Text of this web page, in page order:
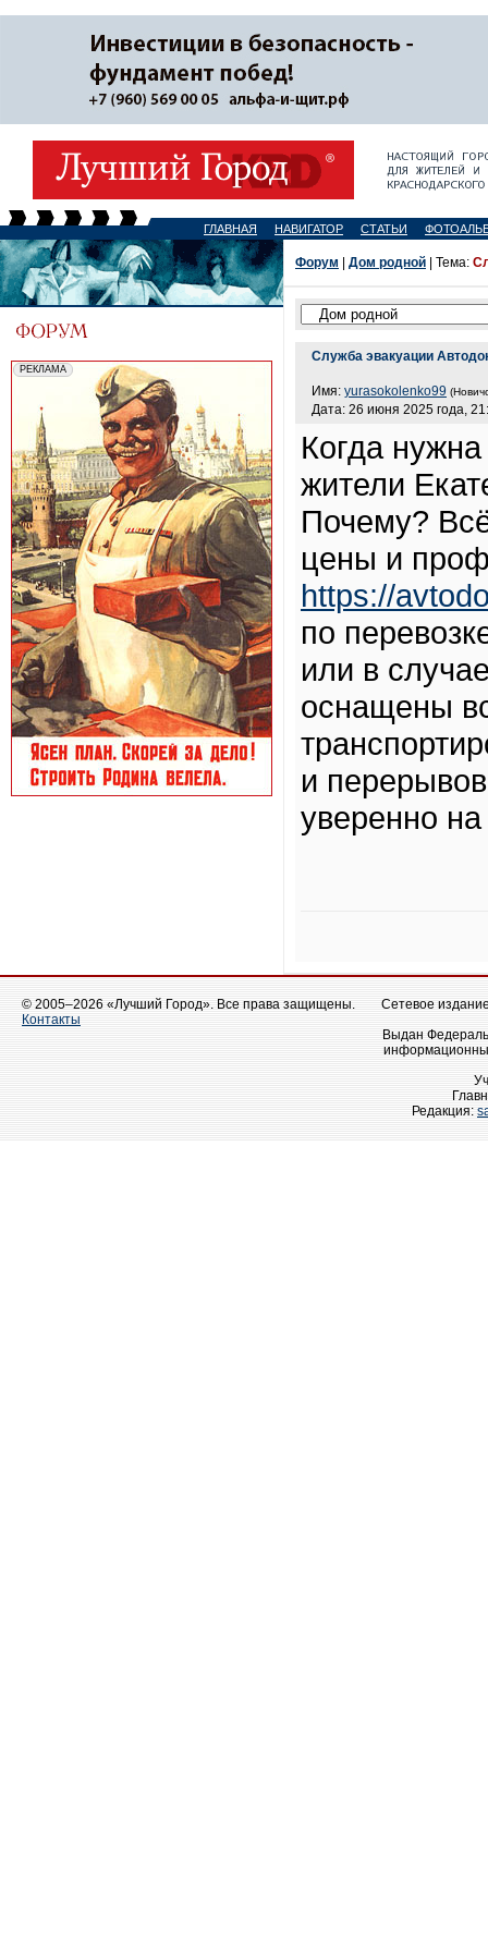
ГЛАВНАЯ НАВИГАТОР СТАТЬИ
Форум Дом родной | Тема:
Служба эвакуации
Имя: yurasokolenko99
Дата: 26 июня 2025 года,
Когда
жители
Почему?
цены и
https://
по
или в
оснащены
и
уверенно
© 2005–2026 «Лучший Город». Все права защищены.
Контакты
Сетевое
Выдан
Редакция: